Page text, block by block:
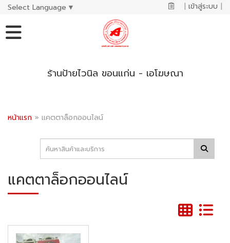
Select Language ▼ | เข้าสู่ระบบ |
ร้านป้ายไวนิล ขอนแก่น - เอโฆษณา
หน้าแรก » แคตตาล็อกออนไลน์
แคตตาล็อกออนไลน์